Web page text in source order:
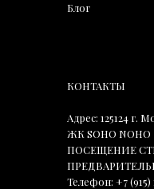
Блог
КОНТАКТЫ
Адрес: 125124 г.
ЖК SOHO NOHO
ПОСЕЩЕНИЕ
Телефон: +7